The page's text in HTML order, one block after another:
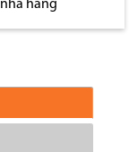
nhà hàng